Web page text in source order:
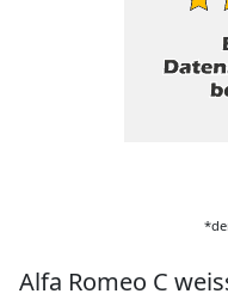
Alfa Romeo C